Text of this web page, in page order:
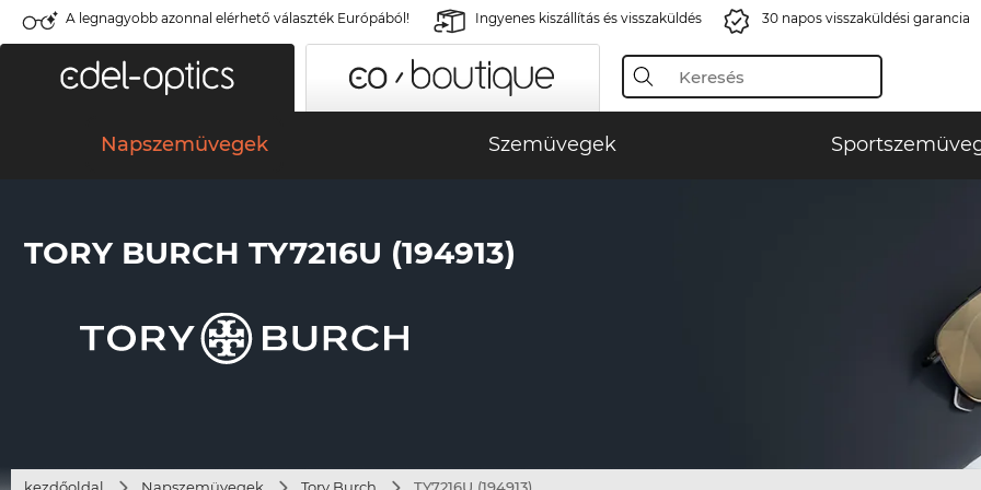
A legnagyobb azonnal elérhető választék Európából! Ingyenes kiszállítás és visszaküldés 30 napos visszaküldési garancia
Napszemüvegek Szemüvegek
TORY BURCH TY7216U (194913)